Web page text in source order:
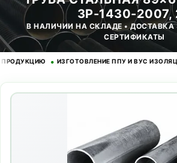
3Р-1430-2007,
В НАЛИЧИИ НА СКЛАДЕ • ДОСТАВКА
СЕРТИФИКАТЫ
• ИЗГОТОВЛЕНИЕ ППУ И ВУС ИЗОЛЯЦИИ •